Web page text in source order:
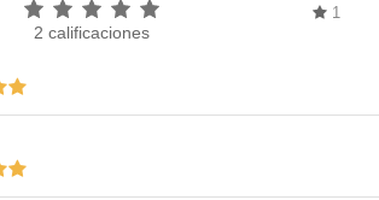
2 calificaciones
1